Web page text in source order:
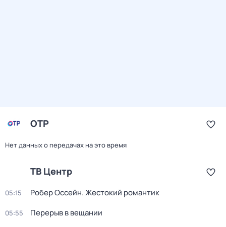
ОТР
Нет данных о передачах на это время
ТВ Центр
05:15 Робер Оссейн. Жестокий романтик
05:55 Перерыв в вещании